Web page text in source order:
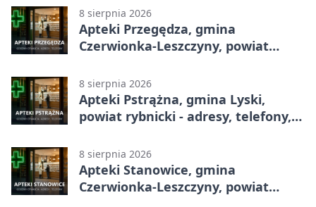
otwarcia
8 sierpnia 2026
Apteki Przegędza, gmina
Czerwionka-Leszczyny, powiat
otwarcia
8 sierpnia 2026
Apteki Pstrążna, gmina Lyski,
powiat rybnicki - adresy, telefony,
8 sierpnia 2026
Apteki Stanowice, gmina
Czerwionka-Leszczyny, powiat